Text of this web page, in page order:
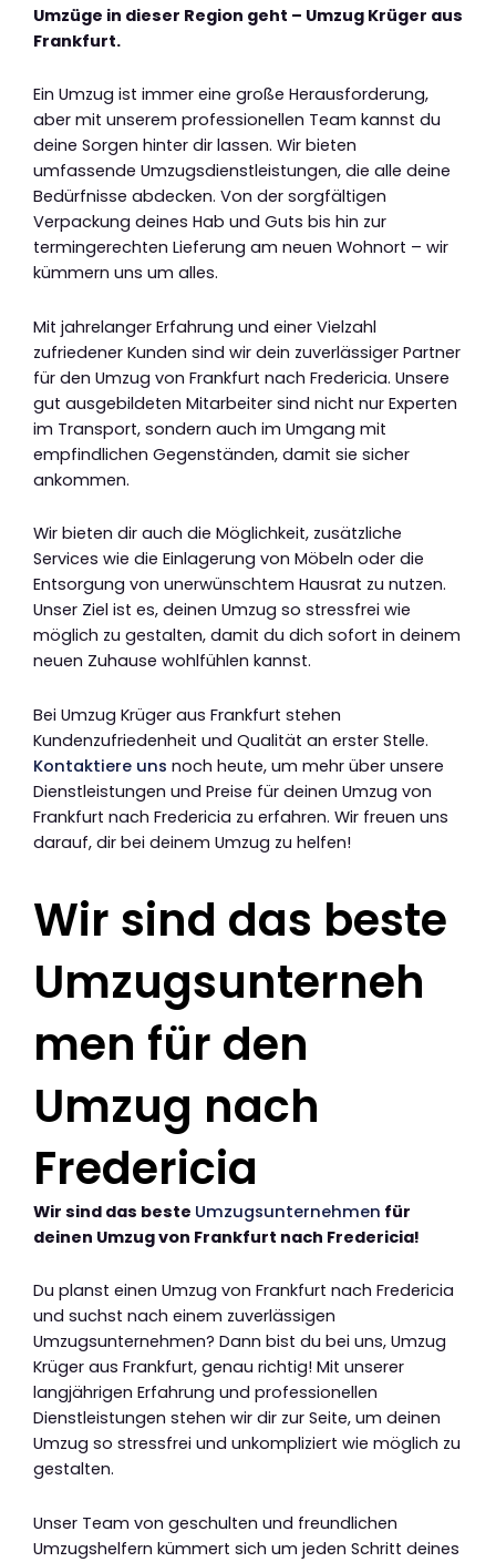
Umzüge in dieser Region geht – Umzug Krüger aus
Frankfurt.
Ein Umzug ist immer eine große Herausforderung,
aber mit unserem professionellen Team kannst du
deine Sorgen hinter dir lassen. Wir bieten
umfassende Umzugsdienstleistungen, die alle deine
Bedürfnisse abdecken. Von der sorgfältigen
Verpackung deines Hab und Guts bis hin zur
termingerechten Lieferung am neuen Wohnort – wir
kümmern uns um alles.
Mit jahrelanger Erfahrung und einer Vielzahl
zufriedener Kunden sind wir dein zuverlässiger Partner
für den Umzug von Frankfurt nach Fredericia. Unsere
gut ausgebildeten Mitarbeiter sind nicht nur Experten
im Transport, sondern auch im Umgang mit
empfindlichen Gegenständen, damit sie sicher
ankommen.
Wir bieten dir auch die Möglichkeit, zusätzliche
Services wie die Einlagerung von Möbeln oder die
Entsorgung von unerwünschtem Hausrat zu nutzen.
Unser Ziel ist es, deinen Umzug so stressfrei wie
möglich zu gestalten, damit du dich sofort in deinem
neuen Zuhause wohlfühlen kannst.
Bei Umzug Krüger aus Frankfurt stehen
Kundenzufriedenheit und Qualität an erster Stelle.
Kontaktiere uns noch heute, um mehr über unsere
Dienstleistungen und Preise für deinen Umzug von
Frankfurt nach Fredericia zu erfahren. Wir freuen uns
darauf, dir bei deinem Umzug zu helfen!
Wir sind das beste
Umzugsunterneh
men für den
Umzug nach
Fredericia
Wir sind das beste Umzugsunternehmen für
deinen Umzug von Frankfurt nach Fredericia!
Du planst einen Umzug von Frankfurt nach Fredericia
und suchst nach einem zuverlässigen
Umzugsunternehmen? Dann bist du bei uns, Umzug
Krüger aus Frankfurt, genau richtig! Mit unserer
langjährigen Erfahrung und professionellen
Dienstleistungen stehen wir dir zur Seite, um deinen
Umzug so stressfrei und unkompliziert wie möglich zu
gestalten.
Unser Team von geschulten und freundlichen
Umzugshelfern kümmert sich um jeden Schritt deines